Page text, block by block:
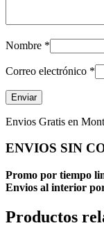
Nombre *
Correo electrónico *
Envios Gratis en
ENVIOS SIN
Promo por tiempo
Envios al interior
Productos